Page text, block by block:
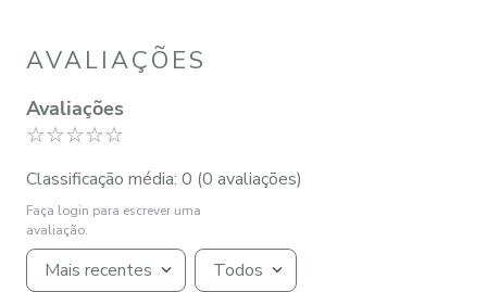
AVALIAÇÕES
Avaliações
☆☆☆☆☆
Classificação média: 0 (0 avaliações)
Faça login para escrever uma
avaliação.
Mais recentes Todos